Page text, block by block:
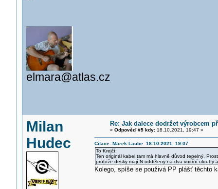
elmara@atlas.cz
Milan
Hudec
Re: Jak dalece dodržet výrobcem
« Odpověď #5 kdy:18.10.2021, 19:47 »
Citace: Marek Laube 18.10.2021, 19:07
To Krejčí:
Ten originál kabel tam má hlavně důvod tepelný.
protože desky mají N odděleny na dva vnitřní okruhy
Kolego, spíše se použivá PP plášť těchto